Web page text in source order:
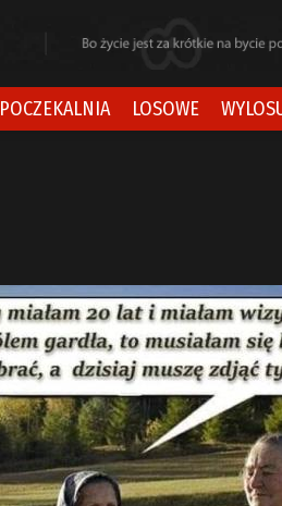
POCZEKALNIA LOSOWE